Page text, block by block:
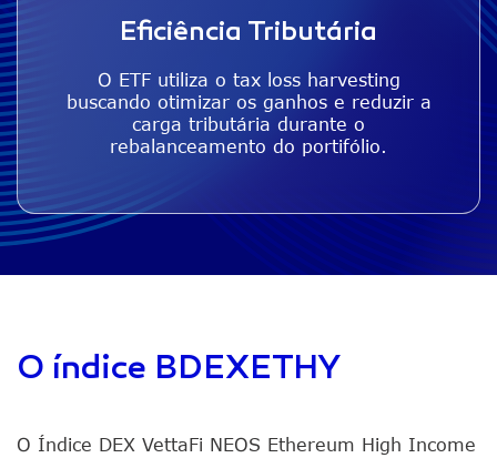
Eficiência Tributária
O ETF utiliza o tax loss harvesting
buscando otimizar os ganhos e reduzir a
carga tributária durante o
rebalanceamento do portifólio.
O índice BDEXETHY
O Índice DEX VettaFi NEOS Ethereum High Income